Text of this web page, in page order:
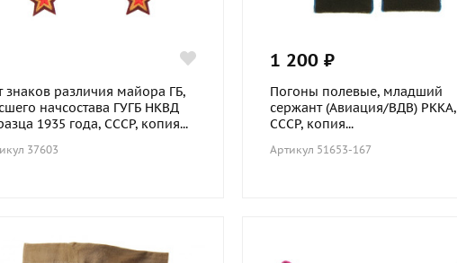
знаков различия майора ГБ,
начсостава ГУГБ НКВД
1935 года, СССР, копия...
37603
1 200 ₽
Погоны полевые, младший
сержант (Авиация/ВДВ) РККА,
СССР, копия...
Артикул 51653-167